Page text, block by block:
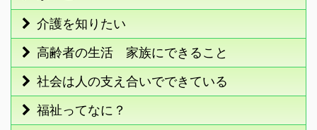
介護を知りたい
高齢者の生活 家族にできること
社会は人の支え合いでできている
福祉ってなに？